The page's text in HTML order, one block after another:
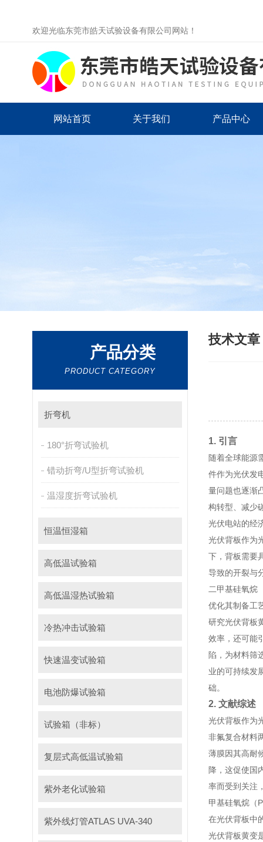
欢迎光临东莞市皓天试验设备有限公司网站！
网站首页 关于我们 产品中心
产品分类
PRODUCT CATEGORY
折弯机
180°折弯试验机
错动折弯/U型折弯试验机
温湿度折弯试验机
恒温恒湿箱
高低温试验箱
高低温湿热试验箱
冷热冲击试验箱
快速温变试验箱
电池防爆试验箱
试验箱（非标）
复层式高低温试验箱
紫外老化试验箱
紫外线灯管ATLAS UVA-340
技术文章
1. 引言
随着全球能源
件作为光伏发
量问题也逐渐
构转型、减少
光伏电站的经
光伏背板作为
下，背板需要
导致的开裂与
二甲基硅氧烷
优化其制备工
研究光伏背板
效率，还可能
陷，为材料筛
业的可持续发
础。
2. 文献综述
光伏背板作为
非氟复合材料
薄膜因其高耐
降，这促使国
率而受到关注
甲基硅氧烷（
在光伏背板中
光伏背板黄变